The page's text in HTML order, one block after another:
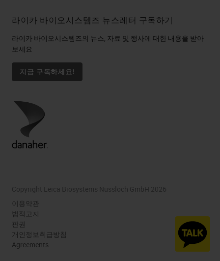
라이카 바이오시스템즈 뉴스레터 구독하기
라이카 바이오시스템즈의 뉴스, 자료 및 행사에 대한 내용을 받아
보세요
지금 구독하세요!
Copyright Leica Biosystems Nussloch GmbH 2026
이용약관
법적고지
판권
개인정보취급방침
Agreements